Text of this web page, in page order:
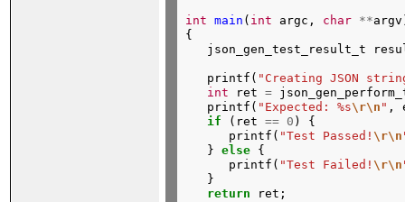
int main ( int argc, char **
{
json_gen_test_result_t
printf( "Creating JSON
int
ret =
printf( "Expected: %s\r\n " ,
if
(ret == 0 )
{
printf( "Test Passed! \r\n
}
else {
printf( "Test Failed! \r\n
}
return
ret;